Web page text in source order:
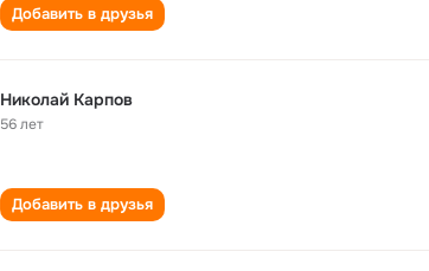
Добавить в друзья
Николай Карпов
56 лет
Добавить в друзья